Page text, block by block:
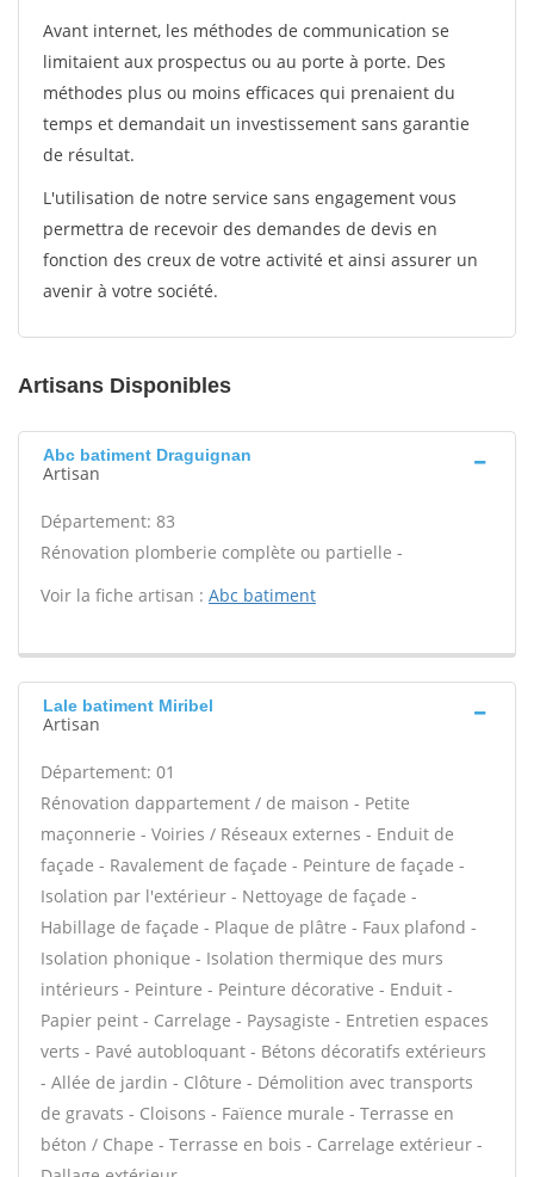
Avant internet, les méthodes de communication se
limitaient aux prospectus ou au porte à porte. Des
méthodes plus ou moins efficaces qui prenaient du
temps et demandait un investissement sans garantie
de résultat.
L'utilisation de notre service sans engagement vous
permettra de recevoir des demandes de devis en
fonction des creux de votre activité et ainsi assurer un
avenir à votre société.
Artisans Disponibles
Abc batiment Draguignan
Artisan
Département: 83
Rénovation plomberie complète ou partielle -
Voir la fiche artisan : Abc batiment
Lale batiment Miribel
Artisan
Département: 01
Rénovation dappartement / de maison - Petite
maçonnerie - Voiries / Réseaux externes - Enduit de
façade - Ravalement de façade - Peinture de façade -
Isolation par l'extérieur - Nettoyage de façade -
Habillage de façade - Plaque de plâtre - Faux plafond -
Isolation phonique - Isolation thermique des murs
intérieurs - Peinture - Peinture décorative - Enduit -
Papier peint - Carrelage - Paysagiste - Entretien espaces
verts - Pavé autobloquant - Bétons décoratifs extérieurs
- Allée de jardin - Clôture - Démolition avec transports
de gravats - Cloisons - Faïence murale - Terrasse en
béton / Chape - Terrasse en bois - Carrelage extérieur -